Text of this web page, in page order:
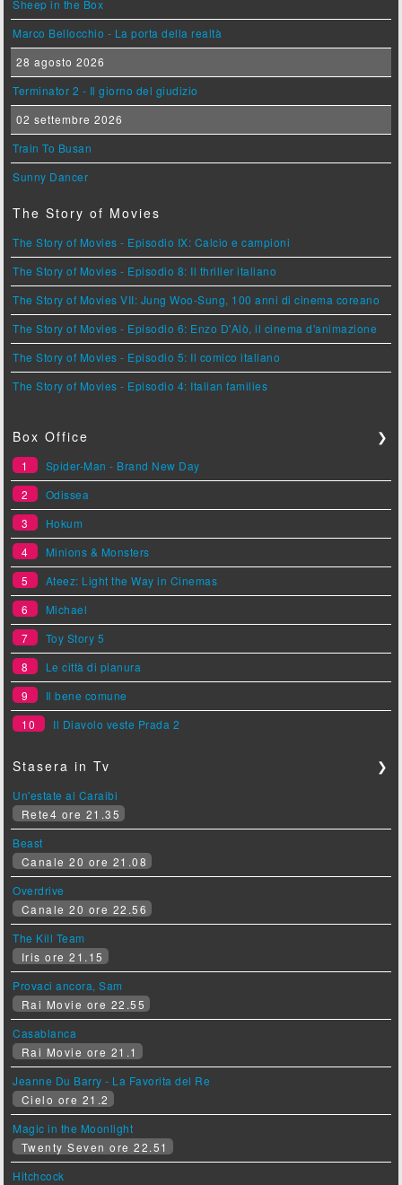
Sheep in the Box
Marco Bellocchio - La porta della realtà
28 agosto 2026
Terminator 2 - Il giorno del giudizio
02 settembre 2026
Train To Busan
Sunny Dancer
The Story of Movies
The Story of Movies - Episodio IX: Calcio e campioni
The Story of Movies - Episodio 8: Il thriller italiano
The Story of Movies VII: Jung Woo-Sung, 100 anni di cinema coreano
The Story of Movies - Episodio 6: Enzo D'Alò, il cinema d'animazione
The Story of Movies - Episodio 5: Il comico italiano
The Story of Movies - Episodio 4: Italian families
Box Office ❯
1
Spider-Man - Brand New Day
2
Odissea
3
Hokum
4
Minions & Monsters
5
Ateez: Light the Way in Cinemas
6
Michael
7
Toy Story 5
8
Le città di pianura
9
Il bene comune
10
Il Diavolo veste Prada 2
Stasera in Tv ❯
Un'estate ai Caraibi
Rete4 ore 21.35
Beast
Canale 20 ore 21.08
Overdrive
Canale 20 ore 22.56
The Kill Team
Iris ore 21.15
Provaci ancora, Sam
Rai Movie ore 22.55
Casablanca
Rai Movie ore 21.1
Jeanne Du Barry - La Favorita del Re
Cielo ore 21.2
Magic in the Moonlight
Twenty Seven ore 22.51
Hitchcock